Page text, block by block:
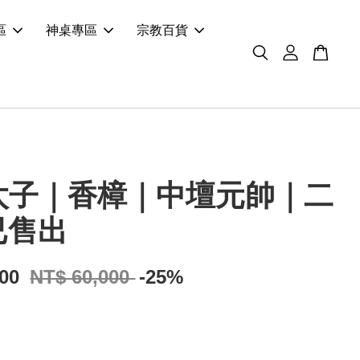
神桌專區 宗教百貨
子｜香樟｜中壇元帥｜二
出
NT$ 60,000 -25%